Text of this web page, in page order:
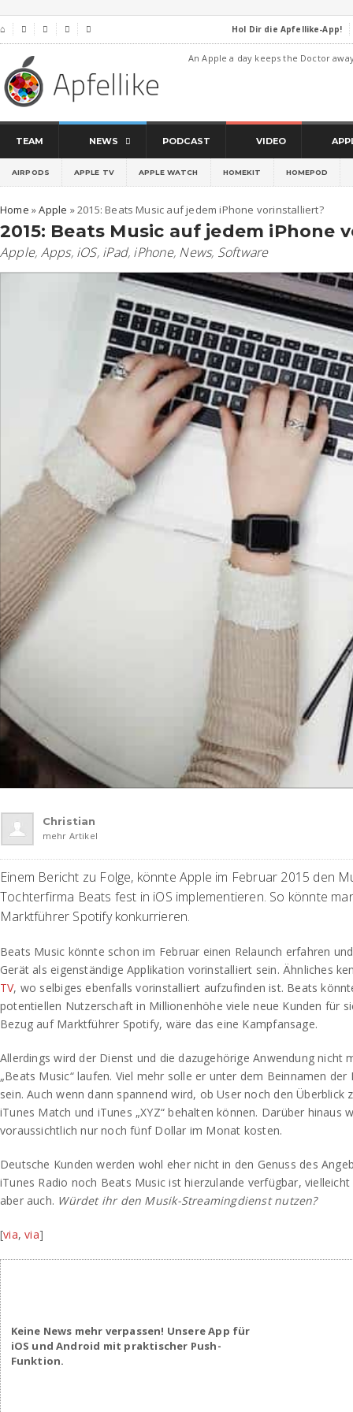
⌂     Hol Dir die Apfellike-App!
An Apple a day keeps the Doctor
TEAM NEWS PODCAST VIDEO
AIRPODS APPLE TV APPLE WATCH HOMEKIT HOMEPOD
Home »Apple »2015: Beats Music auf jedem iPhone vorinstalliert?
2015: Beats Music auf jedem iPhone
Apple, Apps, iOS, iPad, iPhone, News, Software
Christian
mehr Artikel
Einem Bericht zu Folge, könnte Apple im Februar 2015 den
Tochterfirma Beats fest in iOS implementieren. So könnte
Marktführer Spotify konkurrieren.
Beats Music könnte schon im Februar einen Relaunch erfahren
Gerät als eigenständige Applikation vorinstalliert sein. Ähnliches
TV, wo selbiges ebenfalls vorinstalliert aufzufinden ist. Beats
potentiellen Nutzerschaft in Millionenhöhe viele neue Kunden für
Bezug auf Marktführer Spotify, wäre das eine Kampfansage.
Allerdings wird der Dienst und die dazugehörige Anwendung nicht
„Beats Music“ laufen. Viel mehr solle er unter dem Beinnamen der
sein. Auch wenn dann spannend wird, ob User noch den Überblick
iTunes Match und iTunes „XYZ“ behalten können. Darüber hinaus
voraussichtlich nur noch fünf Dollar im Monat kosten.
Deutsche Kunden werden wohl eher nicht in den Genuss des
iTunes Radio noch Beats Music ist hierzulande verfügbar,
aber auch. Würdet ihr den Musik-Streamingdienst nutzen?
[via,via]
Keine News mehr verpassen! Unsere App für
iOS und Android mit praktischer Push-
Funktion.